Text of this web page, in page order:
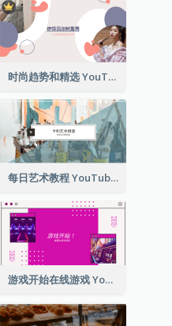
时尚趋势和精选 YouTube 频道图片
每日艺术教程 YouTube 频道图片
游戏开始在线游戏 YouTube 频道图片